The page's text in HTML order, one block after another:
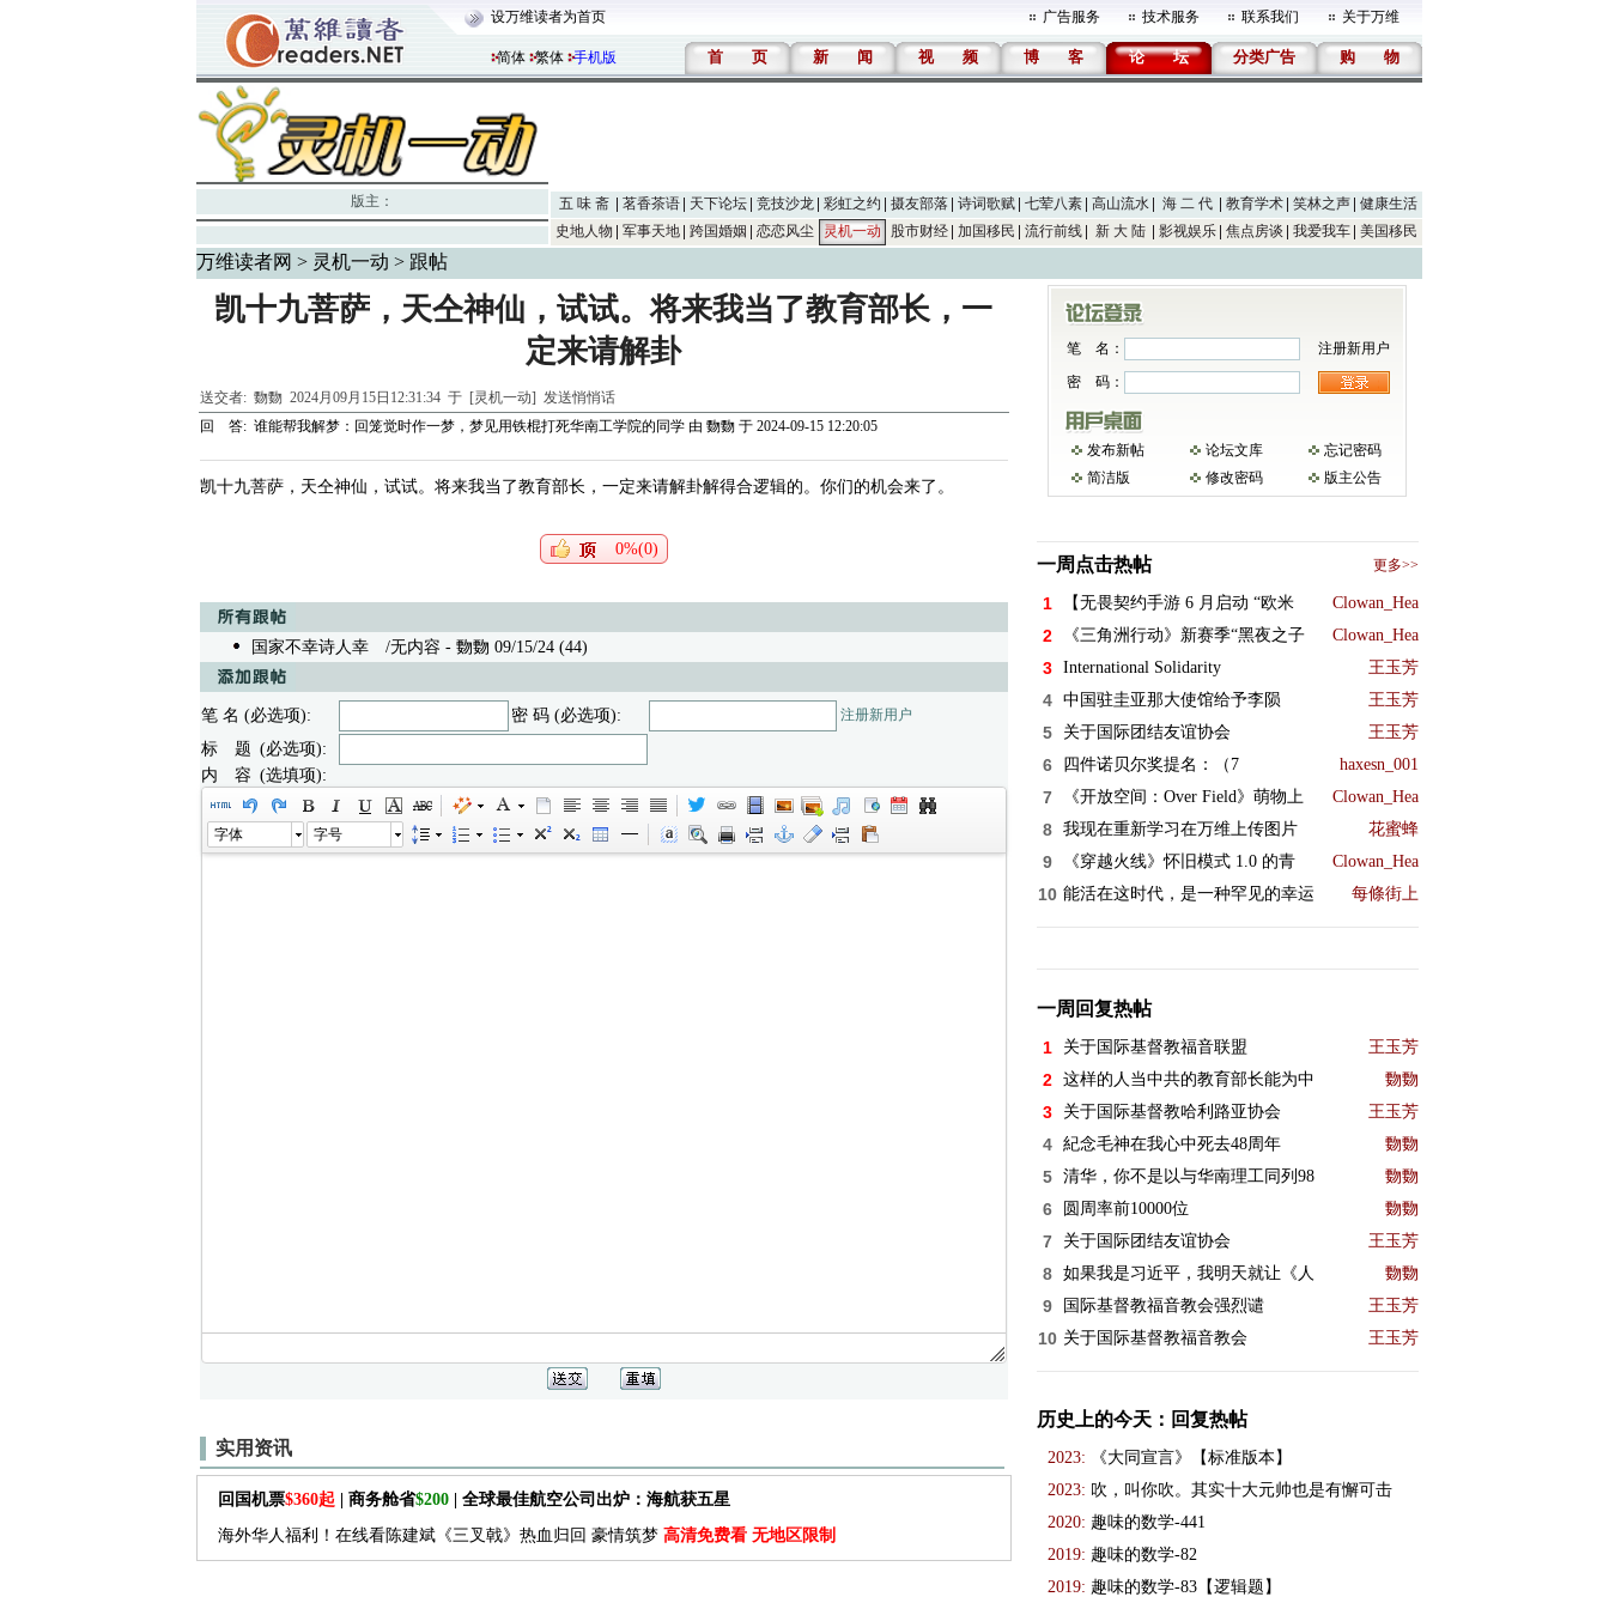
设万维读者为首页 广告服务 技术服务 联系我们 关于万维
简体 繁体 手机版 首 页 新 闻 视 频 博 客 论 坛 分类广告 购 物
版主： 五 味 斋 茗香茶语 天下论坛 竞技沙龙 彩虹之约 摄友部落 诗词歌赋 七荤八素 高山流水 海 二 代 教育学术 笑林之声
健康生活
史地人物
军事天地 跨国婚姻 恋恋风尘 灵机一动 股市财经 加国移民 流行前线 新 大 陆 影视娱乐 焦点房谈 我爱我车 美国移民
万维读者网 > 灵机一动 > 跟帖
凯十九菩萨，天仝神仙，试试。将来我当了教育部长，一
定来请解卦
送交者: 覅覅 2024月09月15日12:31:34 于 [灵机一动] 发送悄悄话
回 答: 谁能帮我解梦：回笼觉时作一梦，梦见用铁棍打死华南工学院的同学由 覅覅于 2024-09-15 12:20:05
凯十九菩萨，天仝神仙，试试。将来我当了教育部长，一定来请解卦解得合逻辑的。你们的机会来了。
0%(0)
国家不幸诗人幸/无内容 - 覅覅 09/15/24 (44)
笔 名 (必选项): 密 码 (必选项): 注册新用户
标 题 (必选项):
内 容 (选填项):
字体 字号
实用资讯
回国机票$360起 | 商务舱省$200| 全球最佳航空公司出炉：海航获五星
海外华人福利！在线看陈建斌《三叉戟》热血归回 豪情筑梦 高清免费看 无地区限制
笔 名：
注册新用户
密 码：
发布新帖 论坛文库
忘记密码
简洁版
修改密码 版主公告
一周点击热帖 更多>>
1 【无畏契约手游 6 月启动 “欧米 Clowan_Hea
2 《三角洲行动》新赛季“黑夜之子 Clowan_Hea
3 International Solidarity 王玉芳
4 中国驻圭亚那大使馆给予李陨 王玉芳
5 关于国际团结友谊协会 王玉芳
6 四件诺贝尔奖提名：（7 haxesn_001
7 《开放空间：Over Field》萌物上 Clowan_Hea
8 我现在重新学习在万维上传图片 花蜜蜂
9 《穿越火线》怀旧模式 1.0 的青 Clowan_Hea
10 能活在这时代，是一种罕见的幸运 每條街上
一周回复热帖
1 关于国际基督教福音联盟 王玉芳
2 这样的人当中共的教育部长能为中 覅覅
3 关于国际基督教哈利路亚协会 王玉芳
4 紀念毛神在我心中死去48周年 覅覅
5 清华，你不是以与华南理工同列98 覅覅
6 圆周率前10000位 覅覅
7 关于国际团结友谊协会 王玉芳
8 如果我是习近平，我明天就让《人 覅覅
9 国际基督教福音教会强烈谴 王玉芳
10 关于国际基督教福音教会 王玉芳
历史上的今天：回复热帖
2023:
《大同宣言》【标准版本】
2023: 吹，叫你吹。其实十大元帅也是有懈可击
2020: 趣味的数学-441
2019: 趣味的数学-82
2019: 趣味的数学-83【逻辑题】